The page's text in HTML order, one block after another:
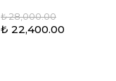
₺ 28,000.00
₺ 22,400.00